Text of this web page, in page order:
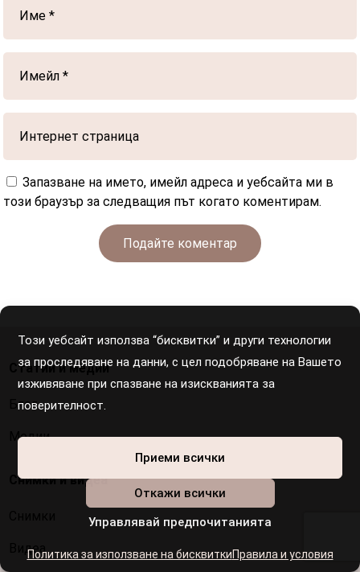
Този уебсайт използва “бисквитки” и други технологии
за проследяване на данни, с цел подобряване на Вашето
изживяване при спазване на изискванията за
поверителност.
Приеми всички
Откажи всички
Управлявай предпочитанията
Политика за използване на бисквиткиПравила и условия
Запазване на името, имейл адреса и уебсайта ми в
този браузър за следващия път когато коментирам.
Подайте коментар
Статии и медии
Блог
Медии
Снимки и видеа
Видеа